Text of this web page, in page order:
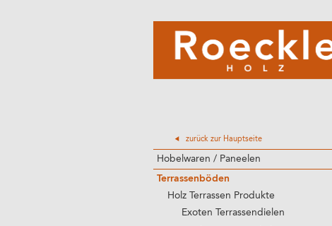
zurück zur Hauptseite
Hobelwaren / Paneelen
Terrassenböden
Holz Terrassen Produkte
Exoten Terrassendielen